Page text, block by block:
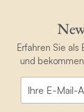
Erfahren Sie
und